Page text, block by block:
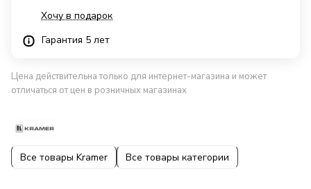
Хочу в подарок
Гарантия 5 лет
Цена действительна только для интернет-магазина и может
отличаться от цен в розничных магазинах
Все товары Kramer Все товары категории